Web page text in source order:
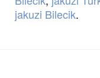
jakuzi Bilecik.